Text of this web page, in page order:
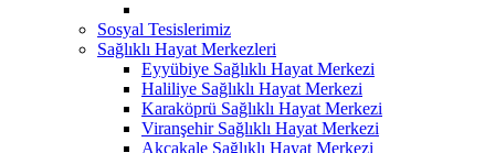
Sosyal Tesislerimiz
Sağlıklı Hayat Merkezleri
Eyyübiye Sağlıklı Hayat Merkezi
Haliliye Sağlıklı Hayat Merkezi
Karaköprü Sağlıklı Hayat Merkezi
Viranşehir Sağlıklı Hayat Merkezi
Akçakale Sağlıklı Hayat Merkezi